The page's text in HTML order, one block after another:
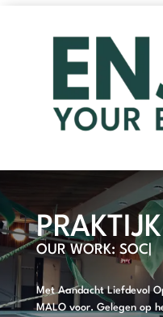
OUR WORK:
Met Aandacht Liefdevol
MALO voor. Gelegen op